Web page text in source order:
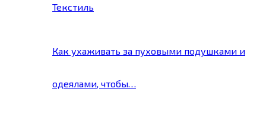
Текстиль
Как ухаживать за пуховыми подушками и
одеялами, чтобы…